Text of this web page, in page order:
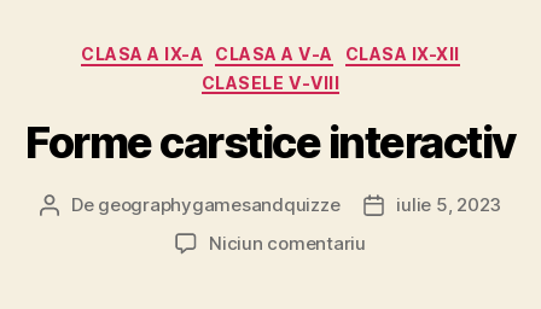
Categorii
CLASA A IX-A CLASA A V-A
CLASA IX-XII
CLASELE V-VIII
Forme carstice interactiv
Autor
De geographygamesandquizze
Datăiulie 5, 2023
Niciun comentariula